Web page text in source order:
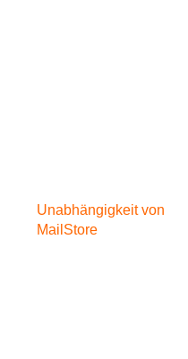
Unabhängigkeit von
MailStore